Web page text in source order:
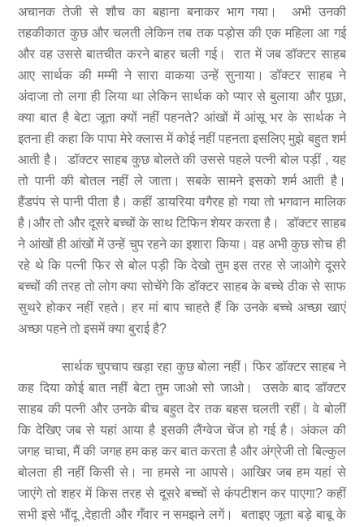
अचानक तेजी से शौच का बहाना बनाकर भाग गया। अभी उनकी
तहकीकात कुछ और चलती लेकिन तब तक पड़ोस की एक महिला आ गई
और वह उससे बातचीत करने बाहर चली गई। रात में जब डॉक्टर साहब
आए सार्थक की मम्मी ने सारा वाकया उन्हें सुनाया। डॉक्टर साहब ने
अंदाजा तो लगा ही लिया था लेकिन सार्थक को प्यार से बुलाया और पूछा,
क्या बात है बेटा जूता क्यों नहीं पहनते? आंखों में आंसू भर के सार्थक ने
इतना ही कहा कि पापा मेरे क्लास में कोई नहीं पहनता इसलिए मुझे बहुत शर्म
आती है। डॉक्टर साहब कुछ बोलते की उससे पहले पत्नी बोल पड़ीं , यह
तो पानी की बोतल नहीं ले जाता। सबके सामने इसको शर्म आती है।
हैंडपंप से पानी पीता है। कहीं डायरिया वगैरह हो गया तो भगवान मालिक
है।और तो और दूसरे बच्चों के साथ टिफिन शेयर करता है। डॉक्टर साहब
ने आंखों ही आंखों में उन्हें चुप रहने का इशारा किया। वह अभी कुछ सोच ही
रहे थे कि पत्नी फिर से बोल पड़ी कि देखो तुम इस तरह से जाओगे दूसरे
बच्चों की तरह तो लोग क्या सोचेंगे कि डॉक्टर साहब के बच्चे ठीक से साफ
सुथरे होकर नहीं रहते। हर मां बाप चाहते हैं कि उनके बच्चे अच्छा खाएं
अच्छा पहने तो इसमें क्या बुराई है?
सार्थक चुपचाप खड़ा रहा कुछ बोला नहीं। फिर डॉक्टर साहब ने
कह दिया कोई बात नहीं बेटा तुम जाओ सो जाओ। उसके बाद डॉक्टर
साहब की पत्नी और उनके बीच बहुत देर तक बहस चलती रहीं। वे बोलीं
कि देखिए जब से यहां आया है इसकी लैंग्वेज चेंज हो गई है। अंकल की
जगह चाचा, मैं की जगह हम कह कर बात करता है और अंग्रेजी तो बिल्कुल
बोलता ही नहीं किसी से। ना हमसे ना आपसे। आखिर जब हम यहां से
जाएंगे तो शहर में किस तरह से दूसरे बच्चों से कंपटीशन कर पाएगा? कहीं
सभी इसे भौंदू ,देहाती और गँवार न समझने लगें। बताइए जूता बड़े बाबू के